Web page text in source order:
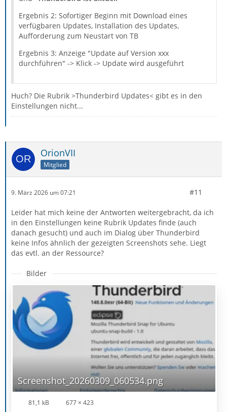
Ergebnis 2: Sofortiger Beginn mit Download eines
verfügbaren Updates, Installation des Updates,
Aufforderung zum Neustart von TB
Ergebnis 3: Anzeige "Update auf Version xxx
durchführen" -> Klick -> Update wird ausgeführt
Huch? Die Rubrik >Thunderbird Updates< gibt es in den
Einstellungen nicht...
OrionVII
Mitglied
9. März 2026 um 07:21 #11
Leider hat mich keine der Antworten weitergebracht, da ich
in den Einstellungen keine Rubrik Updates finde (auch
danach gesucht) und auch im Dialog über Thunderbird
keine Infos ähnlich der gezeigten Screenshots sehe. Liegt
das evtl. an der Ressource?
Bilder
Screenshot_20260309_060534.png
81,1 kB 677 × 423